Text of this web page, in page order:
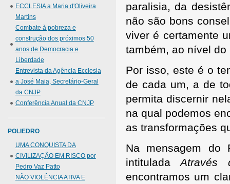
paralisia, da
não são bons
viver é certamente
também, ao nível do
Por isso, este é o
de cada um, a de
permita discernir
na qual podemos
as transformações
Na mensagem do
intituladaAtravés
encontramos um
ECCLESIA a Maria d'Oliveira
Martins
Combate à pobreza e
construção dos próximos 50
anos de Democracia e
Liberdade
Entrevista da Agência Ecclesia
a José Maia, Secretário-Geral
da CNJP
Conferência Anual da CNJP
POLIEDRO
UMA CONQUISTA DA
CIVILIZAÇÃO EM RISCO por
Pedro Vaz Patto
NÃO VIOLÊNCIA ATIVA E